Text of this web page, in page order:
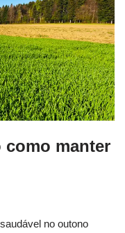
manter
no outono